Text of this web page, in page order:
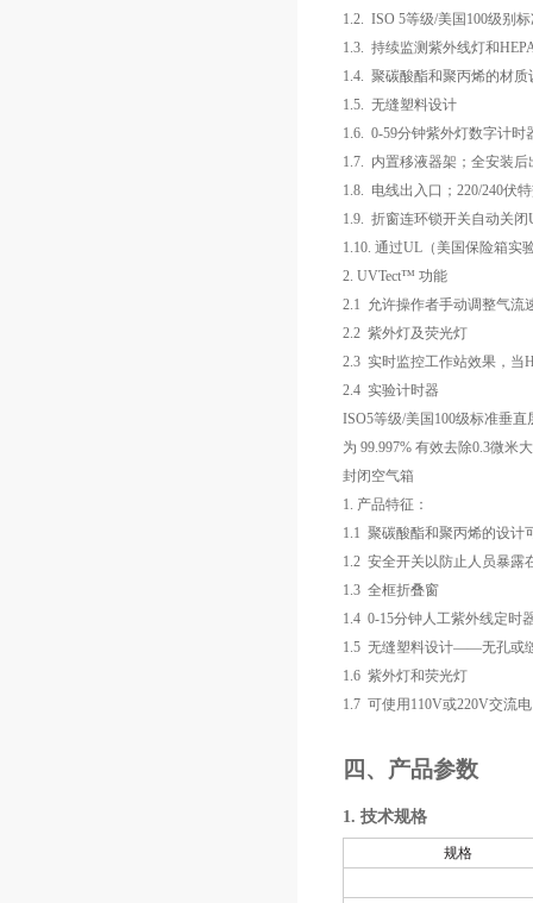
1.2. ISO 5等级/美国 100级别
1.3. 持续监测紫外线灯和
1.4. 聚碳酸酯和聚丙烯的材
1.5. 无缝塑料设计
1.6. 0-59分钟紫外灯数字计时
1.7. 内置移液器架；全安装后
1.8. 电线出入口； 220/240伏
1.9. 折窗连环锁开关自动关闭
1.10. 通过UL （美国保险箱实
2. UVTect™ 功能
2.1 允许操作者手动调整气流
2.2 紫外灯及荧光灯
2.3 实时监控工作站效果，当
2.4 实验计时器
ISO5等级/美国 100级标准垂直
为 99.997% 有效去除0.3微米
封闭空气箱
1. 产品特征 ：
1.1 聚碳酸酯和聚丙烯的设计
1.2 安全开关以防止人员暴露
1.3 全框折叠窗
1.4 0-15分钟人工紫外线定时
1.5 无缝塑料设计——无孔或
1.6 紫外灯和荧光灯
1.7 可使用 110V或220V交流
四、产品参数
1. 技术规格
规格